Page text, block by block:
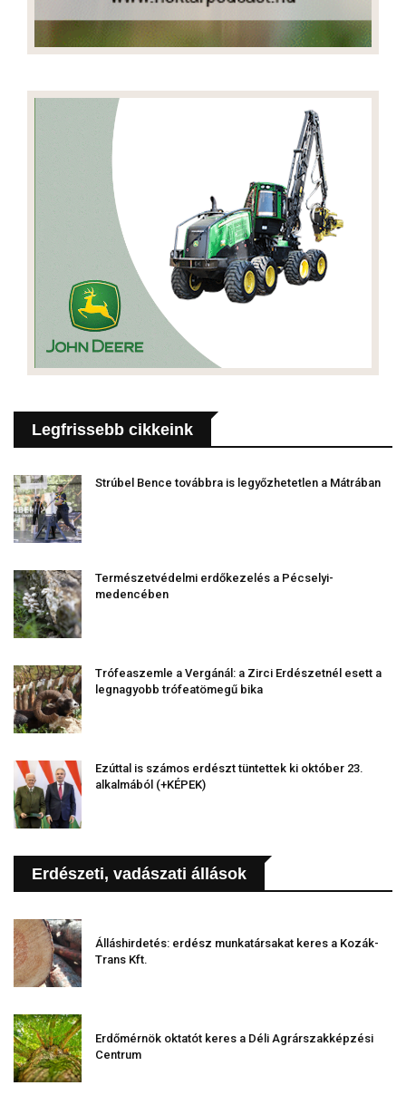
Legfrissebb cikkeink
Strúbel Bence továbbra is legyőzhetetlen a Mátrában
Természetvédelmi erdőkezelés a Pécselyi-
medencében
Trófeaszemle a Vergánál: a Zirci Erdészetnél esett a
legnagyobb trófeatömegű bika
Ezúttal is számos erdészt tüntettek ki október 23.
alkalmából (+KÉPEK)
Erdészeti, vadászati állások
Álláshirdetés: erdész munkatársakat keres a Kozák-
Trans Kft.
Erdőmérnök oktatót keres a Déli Agrárszakképzési
Centrum